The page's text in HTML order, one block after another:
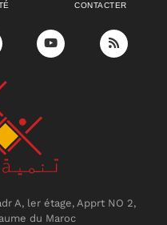
CONTACTER
A, ler étage, Apprt NO 2,
du Maroc